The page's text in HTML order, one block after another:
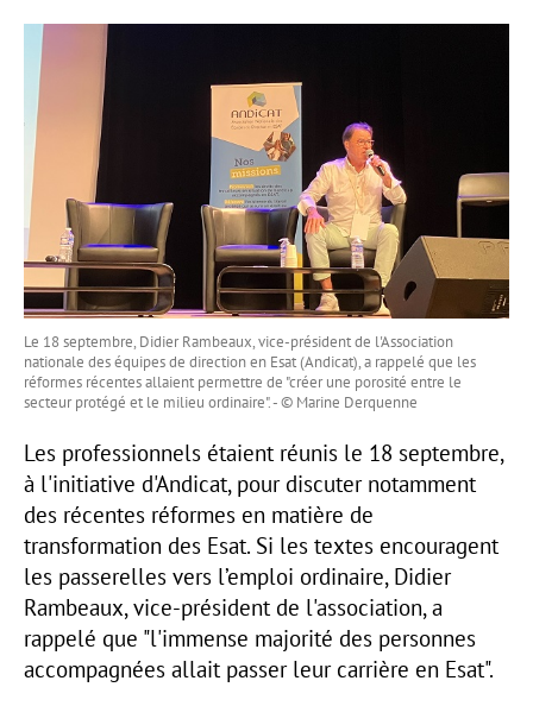
Le 18 septembre, Didier Rambeaux, vice-président de l'Association
nationale des équipes de direction en Esat (Andicat), a rappelé que les
réformes récentes allaient permettre de "créer une porosité entre le
secteur protégé et le milieu ordinaire". - © Marine Derquenne
Les professionnels étaient réunis le 18 septembre,
à l'initiative d'Andicat, pour discuter notamment
des récentes réformes en matière de
transformation des Esat. Si les textes encouragent
les passerelles vers l’emploi ordinaire, Didier
Rambeaux, vice-président de l'association, a
rappelé que "l'immense majorité des personnes
accompagnées allait passer leur carrière en Esat".